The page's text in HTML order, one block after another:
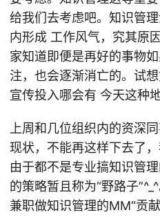
给我们去考虑吧。知识管
内形成 工作风气，究其原
家知道即便是再好的事物
注，也会逐渐消亡的。试
宣传投入哪会有 今天这种地
上周和几位组织内的资深
现状，不能再这样下去了
由于都不是专业搞知识管
的策略暂且称为“野路子
兼职做知识管理的MM“贡